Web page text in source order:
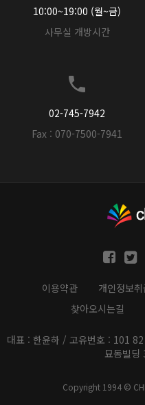
10:00~19:00 (월~금)
사무실 개방시간
02-745-7942
Fax : 070-7500-7941
이용약관 개인정보
찾아오시는길
대표 : 한윤하 / 고유번호 : 101
묘동빌
Copyright 1994 ©